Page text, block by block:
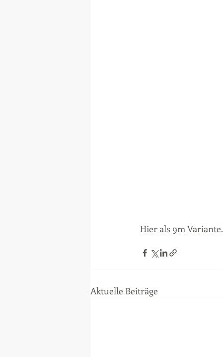
Hier als 9m Variante.
Aktuelle Beiträge